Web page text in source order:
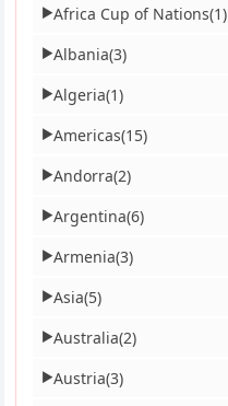
▶Africa Cup of Nations(1)
▶Albania(3)
▶Algeria(1)
▶Americas(15)
▶Andorra(2)
▶Argentina(6)
▶Armenia(3)
▶Asia(5)
▶Australia(2)
▶Austria(3)